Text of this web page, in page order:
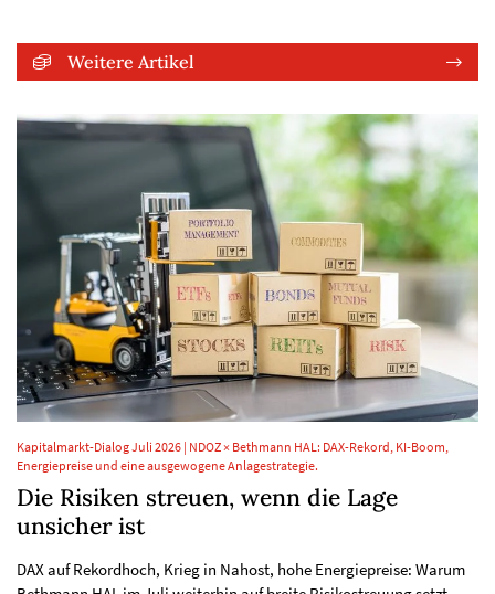
Weitere Artikel
Kapitalmarkt-Dialog Juli 2026 | NDOZ × Bethmann HAL: DAX-Rekord, KI-Boom,
Energiepreise und eine ausgewogene Anlagestrategie.
Die Risiken streuen, wenn die Lage
unsicher ist
DAX auf Rekordhoch, Krieg in Nahost, hohe Energiepreise: Warum